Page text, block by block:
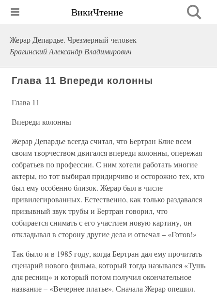
ВикиЧтение
Жерар Депардье. Чрезмерный человек
Брагинский Александр Владимирович
Глава 11 Впереди колонны
Глава 11
Впереди колонны
Жерар Депардье всегда считал, что Бертран Блие всем
своим творчеством двигался впереди колонны, опережая
собратьев по профессии. С ним хотели работать многие
актеры, но тот выбирал придирчиво и осторожно тех, кто
был ему особенно близок. Жерар был в числе
привилегированных. Естественно, как только раздавался
призывный звук трубы и Бертран говорил, что
собирается снимать с его участием новую картину, он
откладывал в сторону другие дела и отвечал – «Готов!»
Так было и в 1985 году, когда Бертран дал ему прочитать
сценарий нового фильма, который тогда назывался «Тушь
для ресниц» и который потом получил окончательное
название – «Вечернее платье». Сначала Жерар опешил.